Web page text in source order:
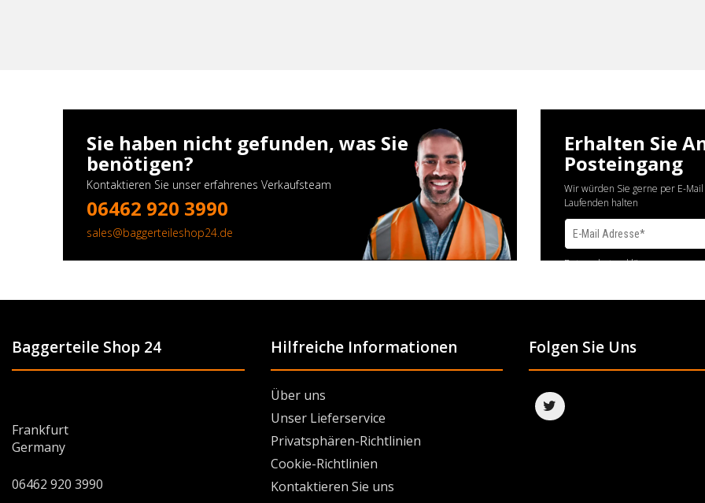
Sie haben nicht gefunden, was Sie
benötigen?
Kontaktieren Sie unser erfahrenes Verkaufsteam
06462 920 3990
sales@baggerteileshop24.de
Erhalten Sie
Posteingang
Wir würden Sie gerne per E-
Laufenden halten
Datenschutzerklärung
Baggerteile Shop 24
Frankfurt
Germany
06462 920 3990
Hilfreiche Informationen
Über uns
Unser Lieferservice
Privatsphären-Richtlinien
Cookie-Richtlinien
Kontaktieren Sie uns
Folgen Sie Uns